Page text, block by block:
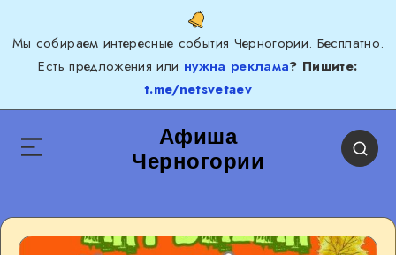
Мы собираем интересные события Черногории. Бесплатно.
Есть предложения или нужна реклама? Пишите:
t.me/netsvetaev
Афиша
Черногории